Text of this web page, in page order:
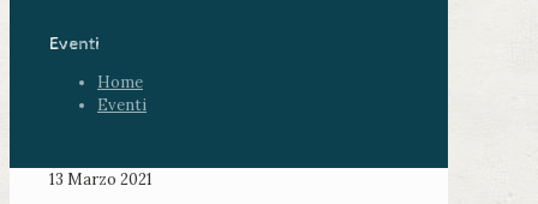
Eventi
Home
Eventi
13 Marzo 2021